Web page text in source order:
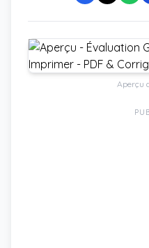
Aperçu